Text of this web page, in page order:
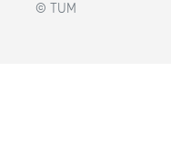
© TUM